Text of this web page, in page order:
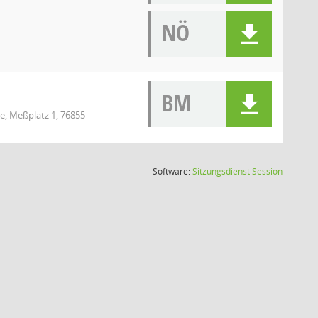
NÖ
Meßplatz 1, 76855
BM
Software:SitzungsdienstSession(Wird in